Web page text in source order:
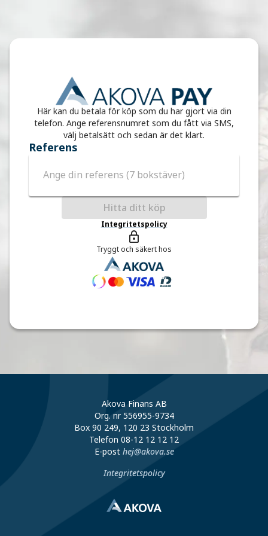
Här kan du betala för köp som du har gjort via din
telefon. Ange referensnumret som du fått via SMS,
välj betalsätt och sedan är det klart.
Referens
Hitta ditt köp
Integritetspolicy
Tryggt och säkert hos
Akova Finans AB
Org. nr 556955-9734
Box 90 249, 120 23 Stockholm
Telefon 08-12 12 12 12
E-post hej@akova.se
Integritetspolicy